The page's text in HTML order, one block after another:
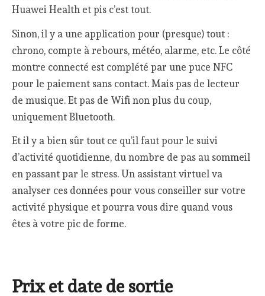
Huawei Health et pis c’est tout.
Sinon, il y a une application pour (presque) tout :
chrono, compte à rebours, météo, alarme, etc. Le côté
montre connecté est complété par une puce NFC
pour le paiement sans contact. Mais pas de lecteur
de musique. Et pas de Wifi non plus du coup,
uniquement Bluetooth.
Et il y a bien sûr tout ce qu’il faut pour le suivi
d’activité quotidienne, du nombre de pas au sommeil
en passant par le stress. Un assistant virtuel va
analyser ces données pour vous conseiller sur votre
activité physique et pourra vous dire quand vous
êtes à votre pic de forme.
Prix et date de sortie